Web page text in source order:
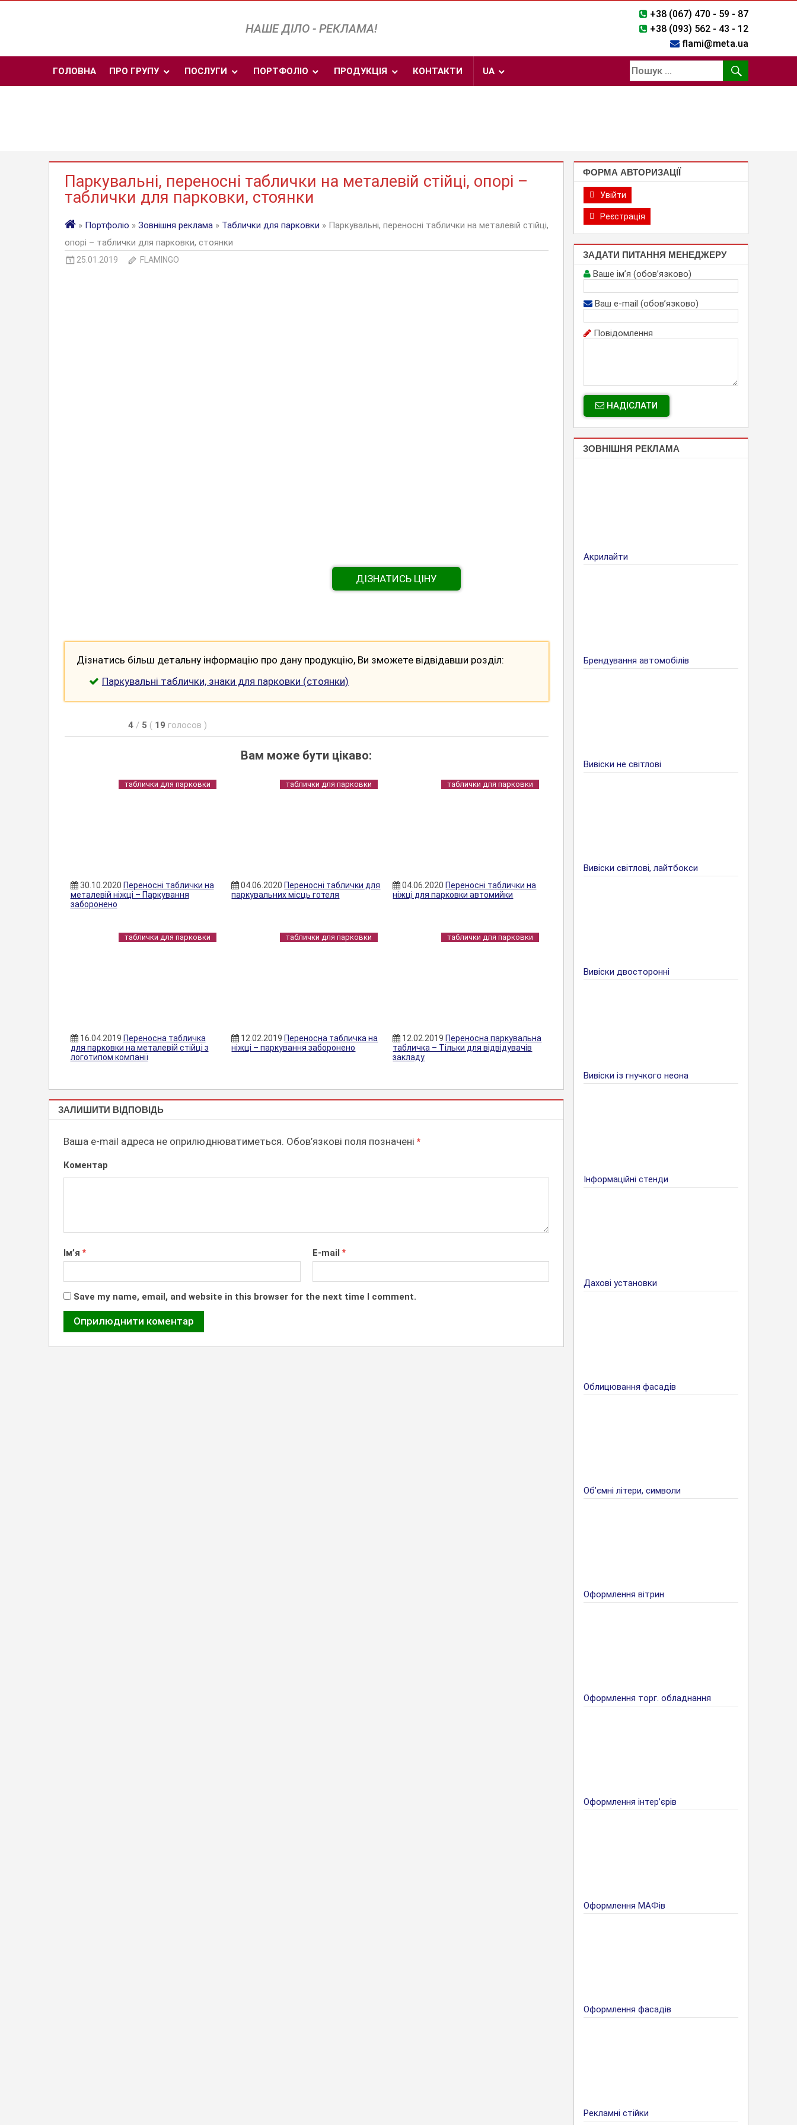
НАШЕ ДІЛО - РЕКЛАМА!
+38 (067) 470 - 59 - 87
+38 (093) 562 - 43 - 12
flami@meta.ua
ГОЛОВНА ПРО ГРУПУ ПОСЛУГИ ПОРТФОЛІО ПРОДУКЦІЯ КОНТАКТИ UA
Паркувальні, переносні таблички на металевій стійці, опорі –
таблички для парковки, стоянки
» Портфоліо » Зовнішня реклама» Таблички для парковки » Паркувальні, переносні таблички на металевій стійці,
опорі – таблички для парковки, стоянки
25.01.2019 FLAMINGO
ДІЗНАТИСЬ ЦІНУ
Дізнатись більш детальну інформацію про дану продукцію, Ви зможете відвідавши розділ:
Паркувальні таблички, знаки для парковки (стоянки)
4 / 5 ( 19 голосов )
Вам може бути цікаво:
таблички для парковки
30.10.2020 Переносні таблички на
металевій ніжці – Паркування
заборонено
таблички для парковки
04.06.2020 Переносні таблички для
паркувальних місць готеля
таблички для парковки
04.06.2020 Переносні таблички на
ніжці для парковки автомийки
таблички для парковки
16.04.2019 Переносна табличка
для парковки на металевій стійці з
логотипом компанії
таблички для парковки
12.02.2019 Переносна табличка на
ніжці – паркування заборонено
таблички для парковки
12.02.2019 Переносна паркувальна
табличка – Тільки для відвідувачів
закладу
ТАБЛИЧКИ
ДЛЯ
ЗАЛИШИТИ ВІДПОВІДЬ
Ваша e-mail адреса не оприлюднюватиметься. Обов’язкові поля позначені *
Коментар
Ім’я * E-mail *
Save my name, email, and website in this browser for the next time I comment.
ФОРМА АВТОРИЗАЦІЇ
Увійти
Реєстрація
ЗАДАТИ ПИТАННЯ МЕНЕДЖЕРУ
Ваше ім’я (обов’язково)
Ваш e-mail (обов’язково)
Повідомлення
НАДІСЛАТИ
ЗОВНІШНЯ РЕКЛАМА
Акрилайти
Брендування автомобілів
Вивіски не світлові
Вивіски світлові, лайтбокси
Вивіски двосторонні
Вивіски із гнучкого неона
Інформаційні стенди
Дахові установки
Облицювання фасадів
Об’ємні літери, символи
Оформлення вітрин
Оформлення торг. обладнання
Оформлення інтер’єрів
Оформлення МАФів
Оформлення фасадів
Рекламні стійки